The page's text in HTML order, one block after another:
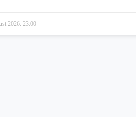
2026. 23:00